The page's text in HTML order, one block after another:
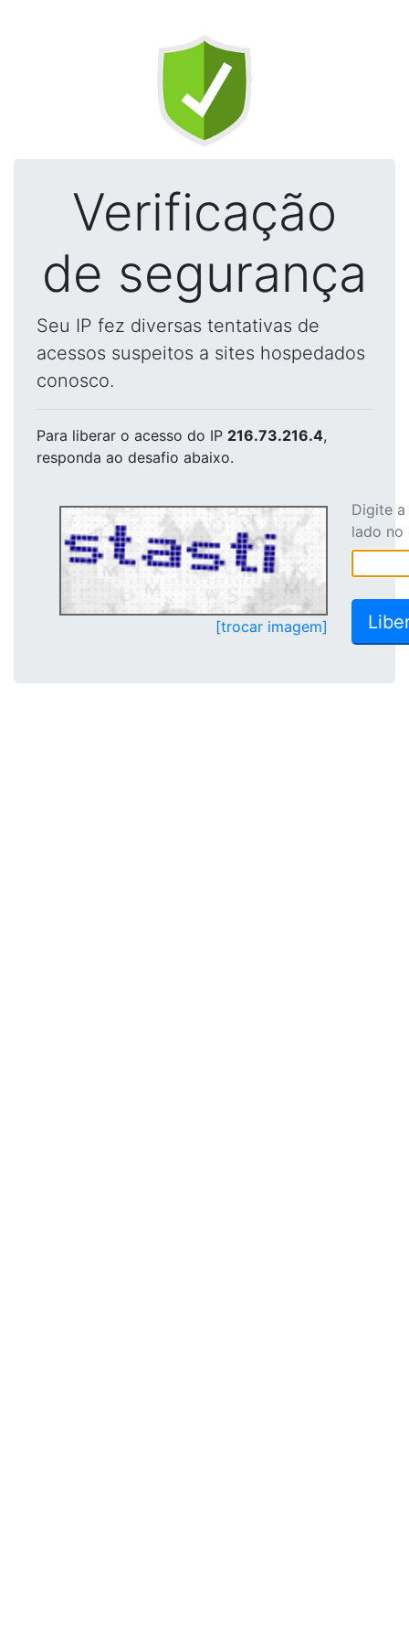
Verificação
de segurança
Seu IP fez diversas tentativas de
acessos suspeitos a sites hospedados
conosco.
Para liberar o acesso do IP 216.73.216.4,
responda ao desafio abaixo.
[trocar imagem]
Digite
lado no